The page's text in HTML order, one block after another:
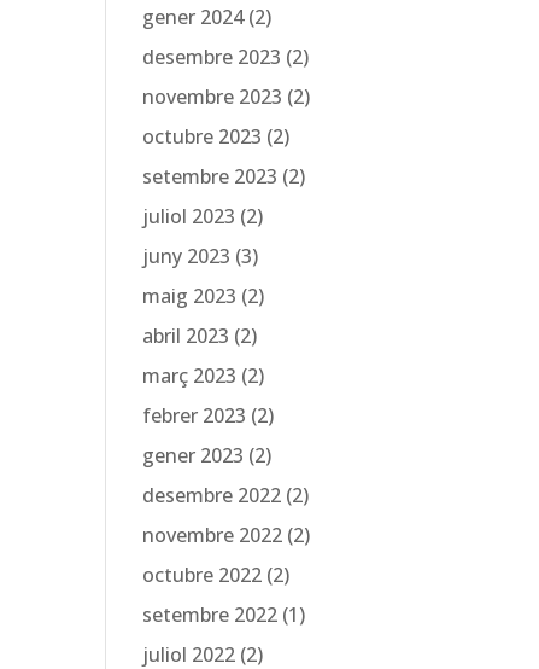
gener 2024(2)
desembre 2023 (2)
novembre 2023 (2)
octubre 2023 (2)
setembre 2023 (2)
juliol 2023 (2)
juny 2023 (3)
maig 2023 (2)
abril 2023 (2)
març 2023 (2)
febrer 2023 (2)
gener 2023 (2)
desembre 2022 (2)
novembre 2022 (2)
octubre 2022 (2)
setembre 2022 (1)
juliol 2022 (2)